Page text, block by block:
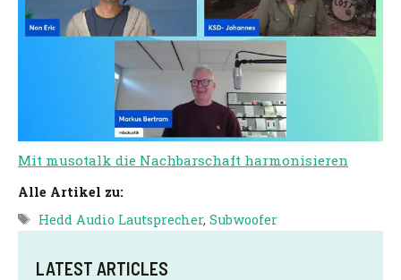
Mit musotalk die Nachbarschaft harmonisieren
Alle Artikel zu:
Tags
Hedd Audio Lautsprecher,Subwoofer
LATEST ARTICLES